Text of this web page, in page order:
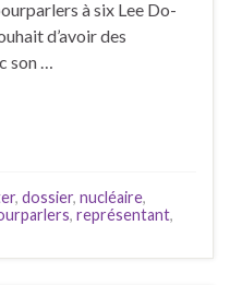
à six Lee Do-
d’avoir des
son …
, dossier, nucléaire,
, représentant,